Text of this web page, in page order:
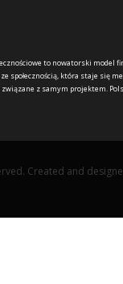
to nowatorski model
która staje się
z samym projektem.
Created and